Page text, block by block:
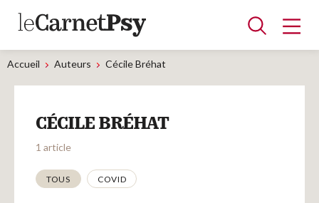
Articles
A la une
Adolescence
Dispositif
Enfance
Périnatalité
Psychanalyse
Psychopathologie
Soin
Dossiers
Accueil Auteurs Cécile Bréhat
CÉCILE BRÉHAT
1 article
Thématiques
TOUS COVID